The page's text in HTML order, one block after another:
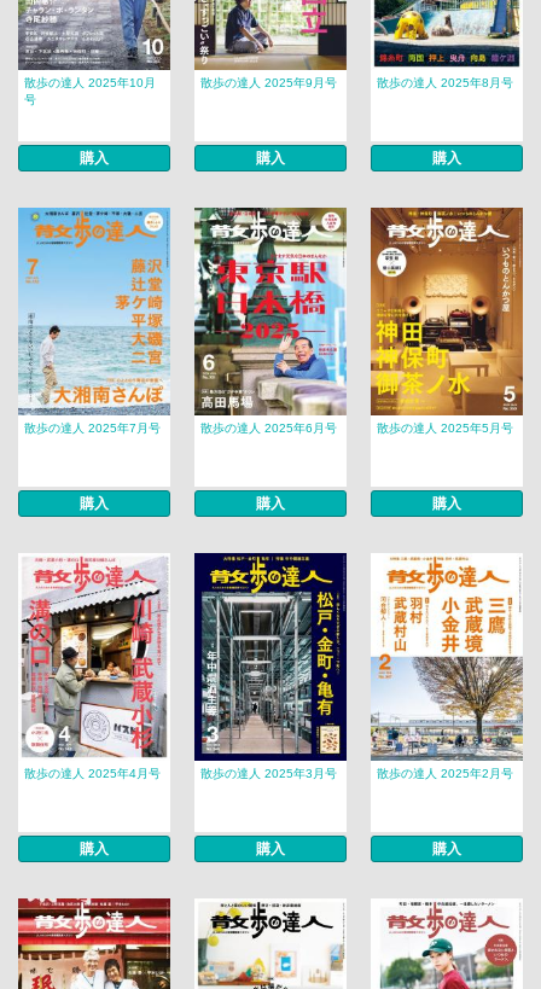
散歩の達人 2025年10月
号
購入
散歩の達人 2025年9月号
購入
散歩の達人 2025年8月号
購入
散歩の達人 2025年7月号
購入
散歩の達人 2025年6月号
購入
散歩の達人 2025年5月号
購入
散歩の達人 2025年4月号
購入
散歩の達人 2025年3月号
購入
散歩の達人 2025年2月号
購入